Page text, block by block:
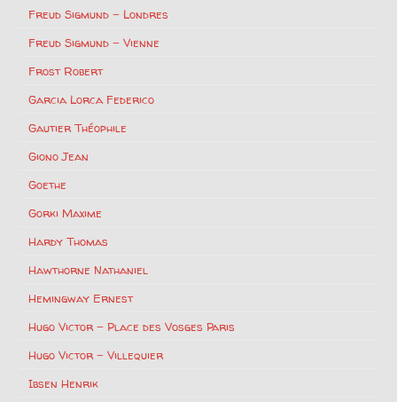
Freud Sigmund – Londres
Freud Sigmund – Vienne
Frost Robert
Garcia Lorca Federico
Gautier Théophile
Giono Jean
Goethe
Gorki Maxime
Hardy Thomas
Hawthorne Nathaniel
Hemingway Ernest
Hugo Victor – Place des Vosges Paris
Hugo Victor – Villequier
Ibsen Henrik